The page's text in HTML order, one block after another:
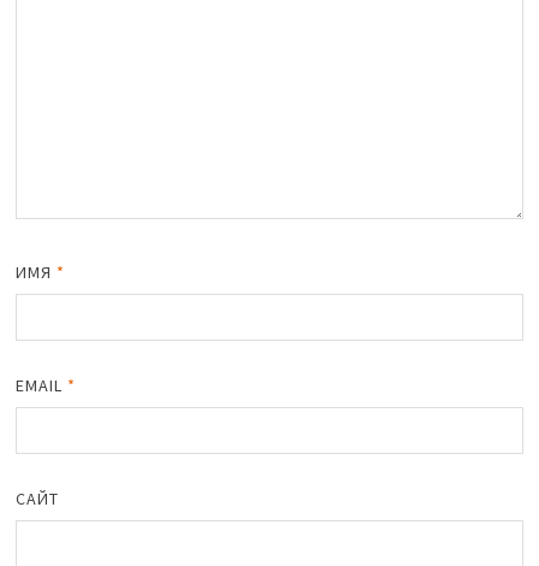
ИМЯ *
EMAIL *
САЙТ